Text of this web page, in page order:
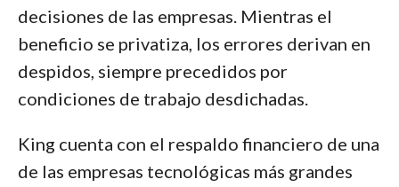
decisiones de las empresas. Mientras el
beneficio se privatiza, los errores derivan en
despidos, siempre precedidos por
condiciones de trabajo desdichadas.
King cuenta con el respaldo financiero de una
de las empresas tecnológicas más grandes